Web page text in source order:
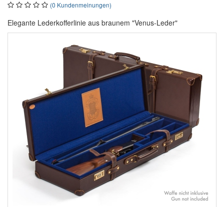
(0 Kundenmeinungen)
Elegante Lederkofferlinie aus braunem "Venus-Leder"